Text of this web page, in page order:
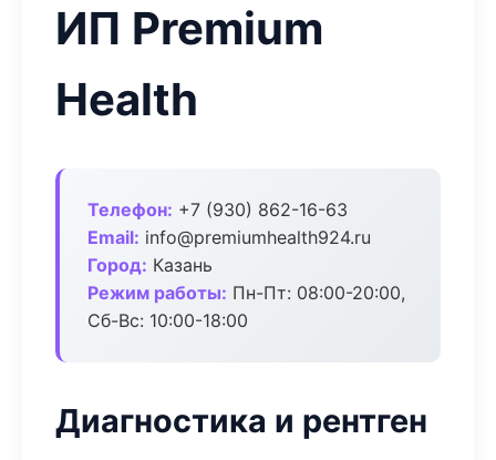
ИП Premium
Health
Телефон: +7 (930) 862-16-63
Email: info@premiumhealth924.ru
Город: Казань
Режим работы: Пн-Пт: 08:00-20:00,
Сб-Вс: 10:00-18:00
Диагностика и рентген